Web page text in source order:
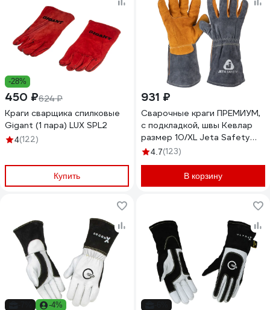
-28%
450 ₽624 ₽
Краги сварщика спилковые
Gigant (1 пара) LUX SPL2
4(122)
Купить
931 ₽
Сварочные краги ПРЕМИУМ,
с подкладкой, швы Кевлар
размер 10/XL Jeta Safety
JWK-502-XL
4.7(123)
В корзину
-4%